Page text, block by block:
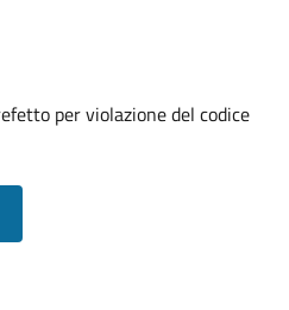
per violazione del codice